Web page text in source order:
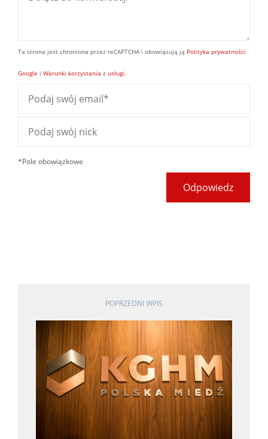
Ta strona jest chroniona przez reCAPTCHA i obowiązują ją Polityka prywatności
Google i Warunki korzystania z usługi.
*Pole obowiązkowe
Odpowiedz
POPRZEDNI WPIS